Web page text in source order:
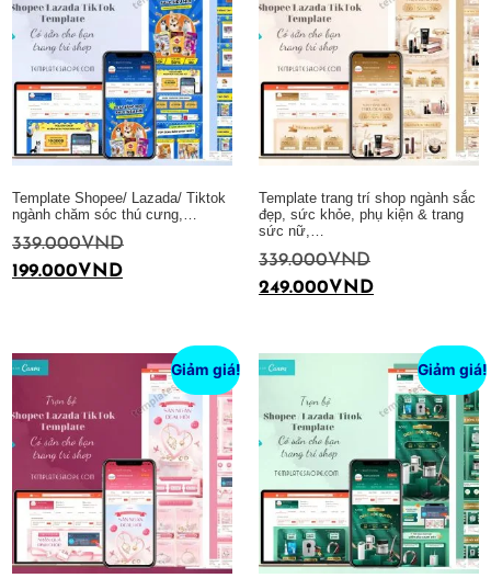
Template Shopee/ Lazada/ Tiktok
ngành chăm sóc thú cưng,…
339.000VND
199.000VND
Template trang trí shop ngành sắc
đẹp, sức khỏe, phụ kiện & trang
sức nữ,…
339.000VND
249.000VND
Giảm giá! Giảm giá!